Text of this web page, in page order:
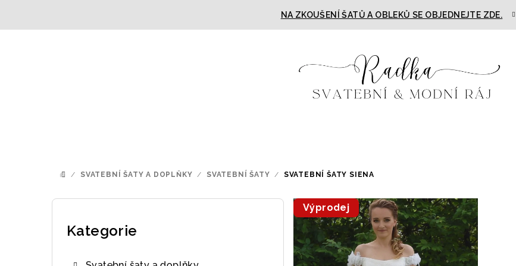
NA ZKOUŠENÍ ŠATŮ A OBLEKŮ SE OBJEDNEJTE ZDE.
DOMŮ
/ SVATEBNÍ ŠATY A DOPLŇKY / SVATEBNÍ ŠATY / SVATEBNÍ ŠATY SIENA
P
Přeskočit
Kategorie
Výprodej